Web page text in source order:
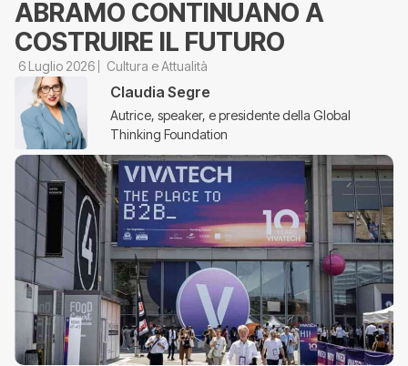
ABRAMO CONTINUANO A
COSTRUIRE IL FUTURO
6 Luglio 2026 Cultura e Attualità
Claudia Segre
Autrice, speaker, e presidente della Global
Thinking Foundation